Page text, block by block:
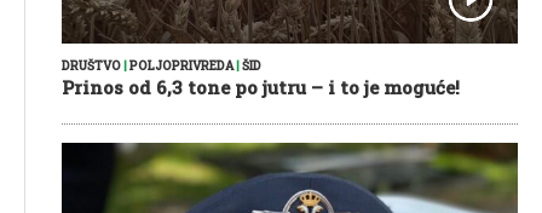
DRUŠTVO POLJOPRIVREDA| ŠID
Prinos od 6,3 tone po jutru – i to je moguće!